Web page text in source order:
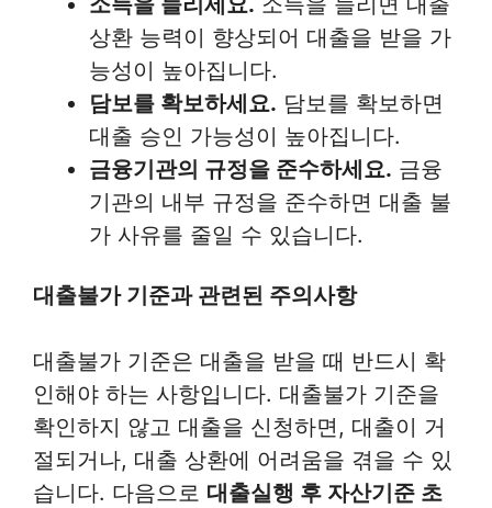
상환 능력이 향상되어 대출을 받을 가
능성이 높아집니다.
담보를 확보하세요. 담보를 확보하면
대출 승인 가능성이 높아집니다.
금융기관의 규정을 준수하세요. 금융
기관의 내부 규정을 준수하면 대출 불
가 사유를 줄일 수 있습니다.
대출불가 기준과 관련된 주의사항
대출불가 기준은 대출을 받을 때 반드시 확
인해야 하는 사항입니다. 대출불가 기준을
확인하지 않고 대출을 신청하면, 대출이 거
절되거나, 대출 상환에 어려움을 겪을 수 있
습니다. 다음으로 대출실행 후 자산기준 초